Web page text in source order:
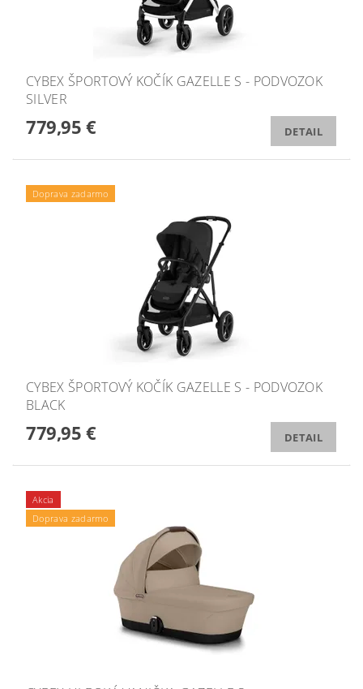
CYBEX ŠPORTOVÝ KOČÍK GAZELLE S - PODVOZOK
SILVER
779,95 € DETAIL
Doprava zadarmo
CYBEX ŠPORTOVÝ KOČÍK GAZELLE S - PODVOZOK
BLACK
779,95 € DETAIL
Akcia
Doprava zadarmo